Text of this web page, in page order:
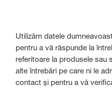
Utilizăm datele
pentru a vă răspunde la
referitoare la produsele sau
alte întrebări pe care ni le
contact și pentru a vă